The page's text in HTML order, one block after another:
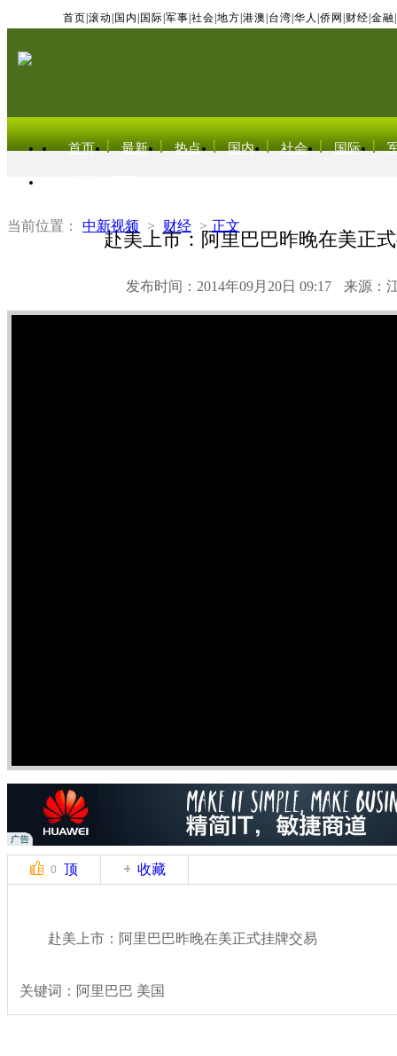
首页 滚动 国内 国际 军事 社会 地方 港澳 台湾 华人 侨网 财经 金融
首页 最新 热点 国内 社会 国际
当前位置： 中新视频 > 财经 > 正文
赴美上市：阿里巴巴昨晚在美正
发布时间：2014年09月20日 09:17 来源：
0 顶 收藏
赴美上市：阿里巴巴昨晚在美正式挂牌交易
关键词：阿里巴巴 美国